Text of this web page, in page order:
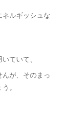
ルギッシュな
ていて、
が、そのまっ
。